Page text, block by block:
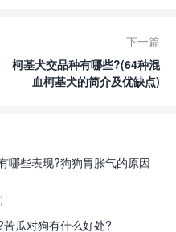
下一篇
柯基犬交品种有哪些?(64种混
血柯基犬的简介及优缺点)
哪些表现?狗狗胃胀气的原因
瓜对狗有什么好处?